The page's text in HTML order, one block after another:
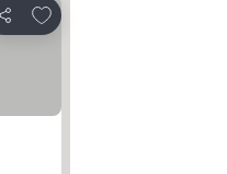
Compartir
Añadir a favoritos